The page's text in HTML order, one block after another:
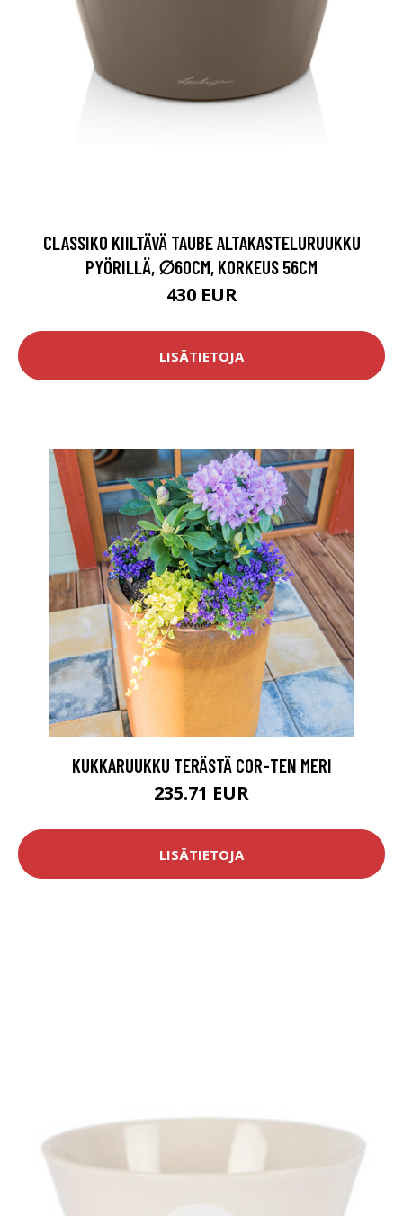
CLASSIKO KIILTÄVÄ TAUBE ALTAKASTELURUUKKU
PYÖRILLÄ, ∅60CM, KORKEUS 56CM
430 EUR
LISÄTIETOJA
KUKKARUUKKU TERÄSTÄ COR-TEN MERI
235.71 EUR
LISÄTIETOJA